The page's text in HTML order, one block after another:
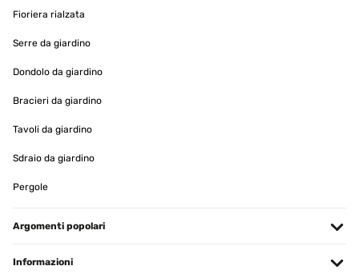
Bildramen Das Produkt ist gut , und hat schon sein
Amazon-Benutzer
Tradurre
es mein Fehler war oder ob es vorher schon defekt war: leider ist
Geschenk benötigte. Da das Bild auch eine Aufhängung für die
Fioriera rialzata
Serre da giardino
Dondolo da giardino
Bracieri da giardino
Tavoli da giardino
Sdraio da giardino
Pergole
Argomenti popolari
Informazioni